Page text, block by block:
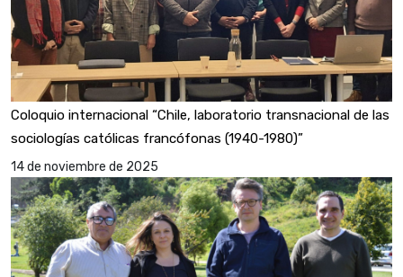
Coloquio internacional “Chile, laboratorio transnacional de las
sociologías católicas francófonas (1940-1980)”
14 de noviembre de 2025